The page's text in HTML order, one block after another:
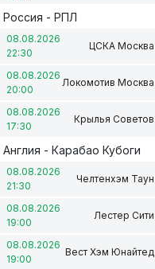
Россия - РПЛ
08.08.2026
22:30
ЦСКА Москва
08.08.2026
20:00
Локомотив Москва
08.08.2026
17:30
Крылья Советов
Англия - Карабао Кубоги
08.08.2026
21:30
Челтенхэм Таун
08.08.2026
19:00
Лестер Сити
08.08.2026
19:00
Вест Хэм Юнайтед